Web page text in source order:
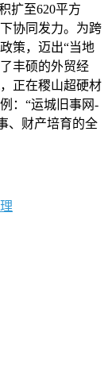
扩至620平方
协同发力。为跨
策，迈出“当地
丰硕的外贸经
正在稷山超硬材
：“运城旧事网-
、财产培育的全